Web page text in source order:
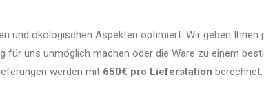
und ökologischen Aspekten optimiert. Wir geben Ihnen
für uns unmöglich machen oder die Ware zu einem
werden mit 650€ pro Lieferstation berechnet.